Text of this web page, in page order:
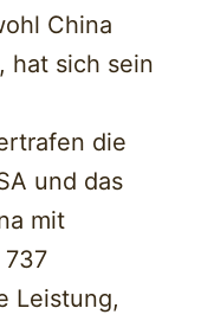
China
hat sich sein
die
und das
mit
Leistung,